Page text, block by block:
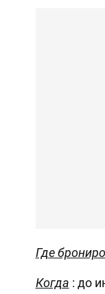
Где
Когда : до